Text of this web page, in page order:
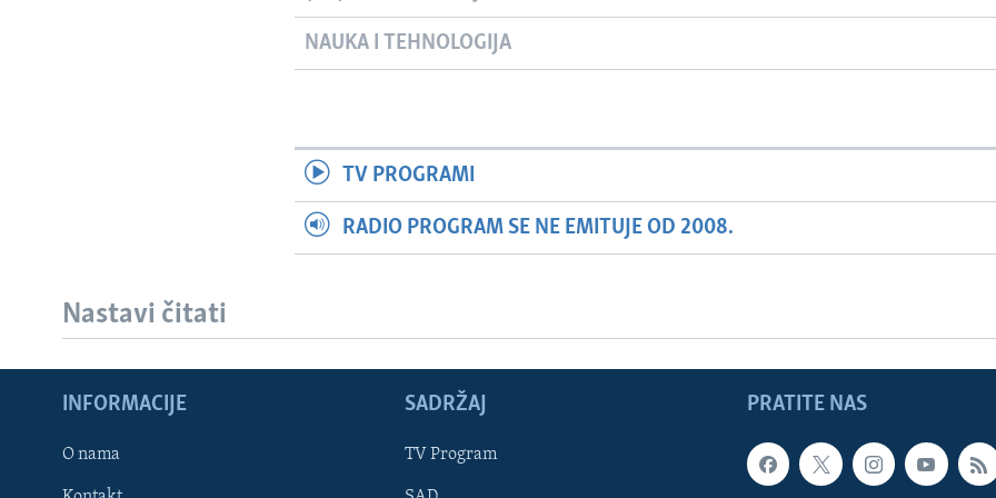
Learning English
NAUKA I TEHNOLOGIJA
TV PROGRAMI
RADIO PROGRAM SE NE EMITUJE OD 2008.
Nastavi čitati
PRATITE NAS
INFORMACIJE
O nama
SADRŽAJ
TV Program